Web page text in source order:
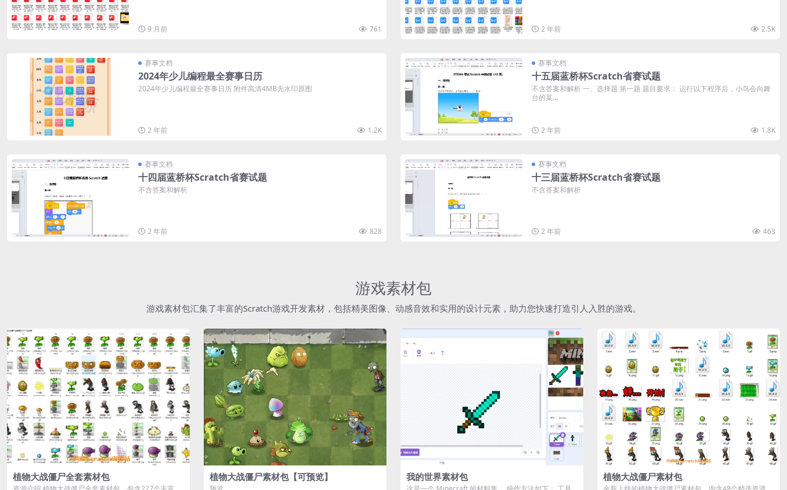
9 月前 761 2 年前 2.5K
赛事文档
2024年少儿编程最全赛事日历
2024年少儿编程最全赛事日历 附件高清4MB无水印原图
2 年前 1.2K
赛事文档
十五届蓝桥杯Scratch省赛试题
不含答案和解析 一、选择题 第一题 题目要求： 运行以下程序后，小鸟会向舞
台的某...
2 年前 1.8K
赛事文档
十四届蓝桥杯Scratch省赛试题
不含答案和解析
2 年前 828
赛事文档
十三届蓝桥杯Scratch省赛试题
不含答案和解析
2 年前 463
游戏素材包
游戏素材包汇集了丰富的Scratch游戏开发素材，包括精美图像、动感音效和实用的设计元素，助力您快速打造引人入胜的游戏。
植物大战僵尸全套素材包 植物大战僵尸素材包【可预览】 我的世界素材包 植物大战僵尸素材包